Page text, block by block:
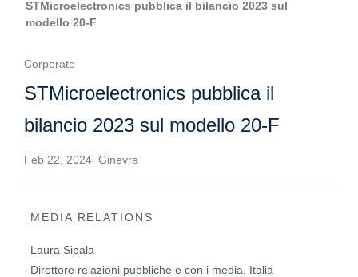
STMicroelectronics pubblica il bilancio 2023 sul
modello 20-F
Corporate
STMicroelectronics pubblica il
bilancio 2023 sul modello 20-F
Feb 22, 2024 Ginevra
MEDIA RELATIONS
Laura Sipala
Direttore relazioni pubbliche e con i media, Italia